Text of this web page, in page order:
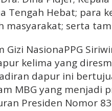
Tengah Hebat; para
masyarakat; serta
Gizi NasionaPPG
kelima yang
dapur ini
MBG yang menjadi
Presiden Nomor